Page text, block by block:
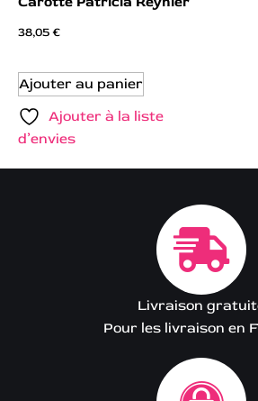
38,05€
Ajouter au panier
Ajouter à la liste
d’envies
Livraison
Pour les livraison en